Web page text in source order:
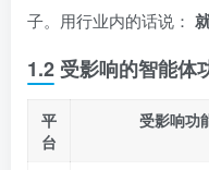
子。用行业内的话说：
1.2 受影响的智能体
平
台
受影响功